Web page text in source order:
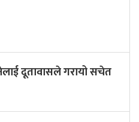
दूतावासले गरायो सचेत